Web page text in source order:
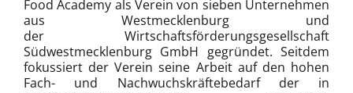
Food Academy als Verein von sieben Unternehmen
aus Westmecklenburg und
der Wirtschaftsförderungsgesellschaft
Südwestmecklenburg GmbH gegründet. Seitdem
fokussiert der Verein seine Arbeit auf den hohen
Fach- und Nachwuchskräftebedarf der in